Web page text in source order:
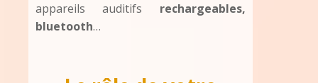
appareils auditifs rechargeables,
bluetooth…